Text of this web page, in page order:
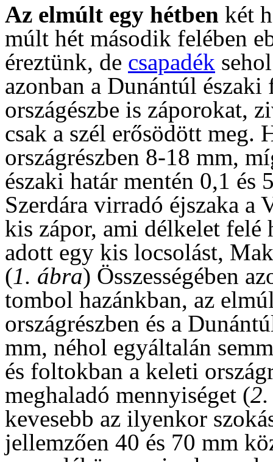
Az elmúlt egy hétben két
múlt hét második felében
éreztünk, de csapadék
azonban a Dunántúl északi
országészbe is záporokat,
csak a szél erősödött meg.
országrészben 8-18 mm,
északi határ mentén 0,1 és
Szerdára virradó éjszaka
kis zápor, ami délkelet felé
adott egy kis locsolást,
(1. ábra) Összességében
tombol hazánkban, az
országrészben és a
mm, néhol egyáltalán
és foltokban a keleti
meghaladó mennyiséget (
kevesebb az ilyenkor
jellemzően 40 és 70 mm